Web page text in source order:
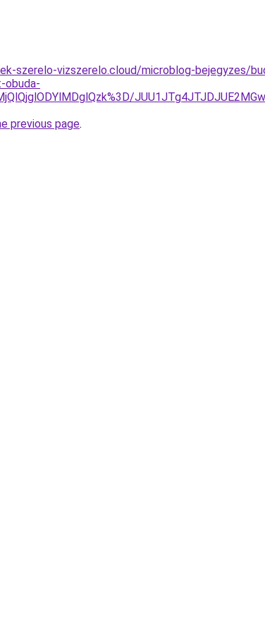
szerelo-vizszerelo.cloud/microblog-bejegyzes/
obuda-
previous page.